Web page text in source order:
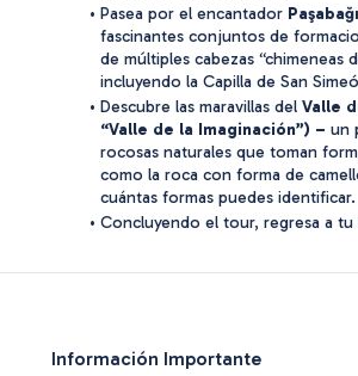
Pasea por el encantador
fascinantes conjuntos de
de múltiples cabezas “chimeneas
incluyendo la Capilla de San
Descubre las maravillas del Valle
“Valle de la Imaginación”) – un
rocosas naturales que toman
como la roca con forma de
cuántas formas puedes identificar.
Concluyendo el tour, regresa a
Información Importante